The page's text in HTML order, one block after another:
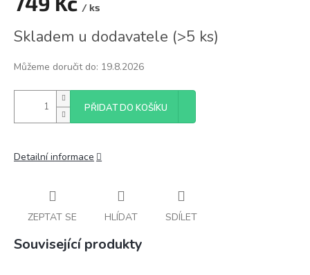
/ ks
cena:
Skladem u dodavatele (>5 ks)
Můžeme doručit do: 19.8.2026
PŘIDAT DO KOŠÍKU
Detailní informace
ZEPTAT SE HLÍDAT SDÍLET
Související produkty